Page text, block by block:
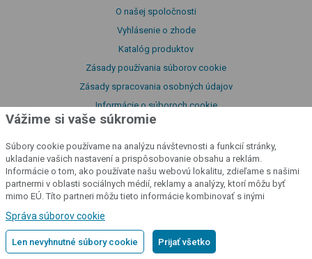
O našej spoločnosti
Vyhlásenie o zhode
Katalóg produktov
Zásady používania súborov cookie
Zásady spracovania osobných údajov
Informácie o súboroch cookie
Licenčné podmienky služby fencee Cloud
Vyhlásenie o prístupnosti
cloud
Sledujte svoje ohradyodkiaľkoľvek
Vážime si vaše súkromie
Súbory cookie používame na analýzu návštevnosti a funkcií stránky,
ukladanie vašich nastavení a prispôsobovanie obsahu a reklám.
Informácie o tom, ako používate našu webovú lokalitu, zdieľame s našimi
partnermi v oblasti sociálnych médií, reklamy a analýzy, ktorí môžu byť
mimo EÚ. Títo partneri môžu tieto informácie kombinovať s inými
používania ich služieb.Podrobné informácie
Správa súborov cookie
Len nevyhnutné súbory cookie Prijať všetko